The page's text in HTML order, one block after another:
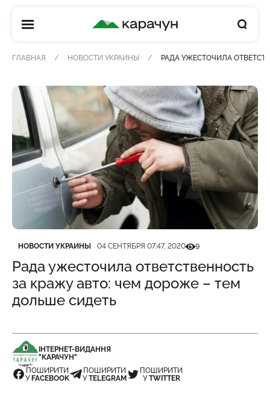
КАРАЧУН
ГЛАВНАЯ НОВОСТИ УКРАИНЫ РАДА УЖЕСТОЧИЛА
Категория
НОВОСТИ УКРАИНЫ
Дата публикации 04 СЕНТЯБРЯ 07:47, 2020Кількість переглядів
9
Рада ужесточила ответственность
за кражу авто: чем дороже – тем
дольше сидеть
ІНТЕРНЕТ-ВИДАННЯ
"КАРАЧУН"
ПОШИРИТИ
У FACEBOOK
ПОШИРИТИ
УTELEGRAM
ПОШИРИТИ
УTWITTER